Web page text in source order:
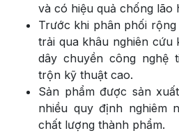
và có hiệu quả chống lão
Trước khi phân phối
trải qua khâu nghiên
dây chuyền công nghệ
trộn kỹ thuật cao.
Sản phẩm được sản
nhiều quy định nghiêm
chất lượng thành phẩm.